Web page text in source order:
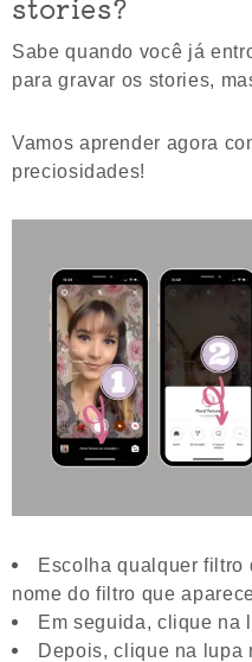
stories?
Sabe quando você já
para gravar os stories,
Vamos aprender agora
preciosidades!
Escolha qualquer filtro
nome do filtro que
Em seguida, clique na
Depois, clique na lupa